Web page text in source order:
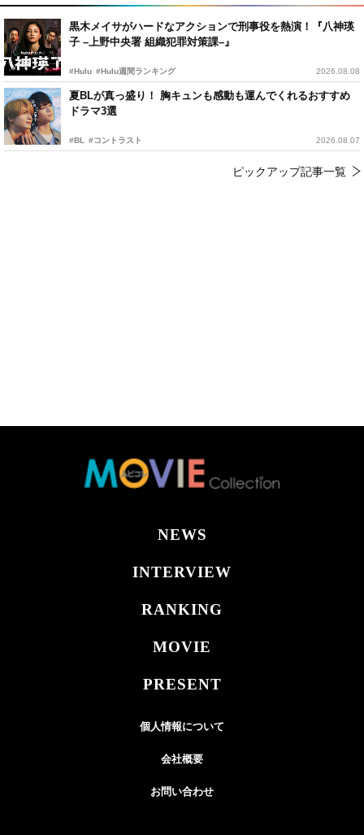
黒木メイサがハードなアクションで刑事役を熱演！『八神瑛
子 –上野中央署 組織犯罪対策課–』
#Hulu #Hulu週間ランキング 2026.08.08
夏BLが真っ盛り！ 胸キュンも感動も運んでくれるおすすめ
ドラマ3選
#BL #コントラスト 2026.08.07
ピックアップ記事一覧
NEWS
INTERVIEW
RANKING
MOVIE
PRESENT
個人情報について
会社概要
お問い合わせ